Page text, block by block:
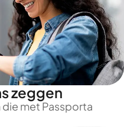
zeggen
met Passporta